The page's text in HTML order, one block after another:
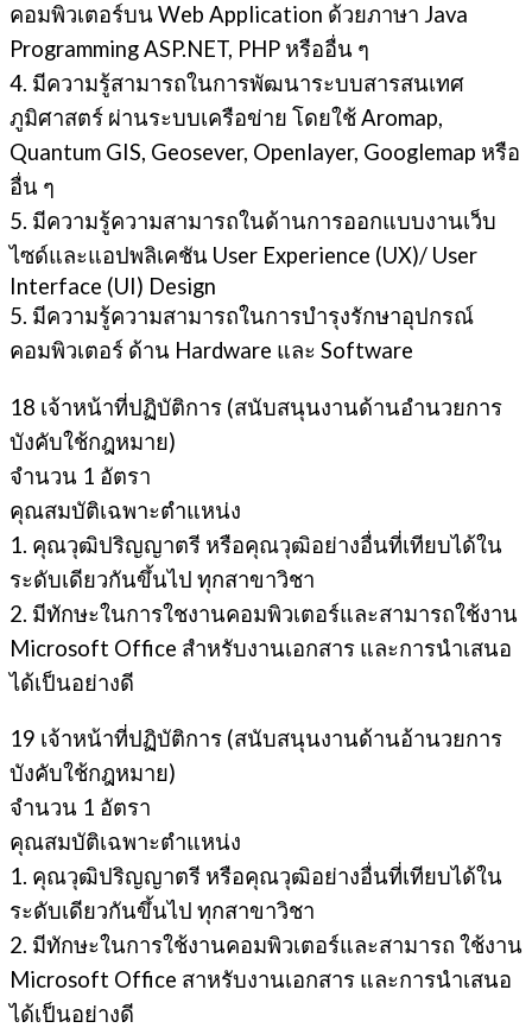
คอมพิวเตอร์บน Web Application ด้วยภาษา Java
Programming ASP.NET, PHP หรืออื่น ๆ
4. มีความรู้สามารถในการพัฒนาระบบสารสนเทศ
ภูมิศาสตร์ ผ่านระบบเครือข่าย โดยใช้ Aromap,
Quantum GIS, Geosever, Openlayer, Googlemap หรือ
อื่น ๆ
5. มีความรู้ความสามารถในด้านการออกแบบงานเว็บ
ไซด์และแอปพลิเคชัน User Experience (UX)/ User
Interface (UI) Design
5. มีความรู้ความสามารถในการบํารุงรักษาอุปกรณ์
คอมพิวเตอร์ ด้าน Hardware และ Software
18 เจ้าหน้าที่ปฏิบัติการ (สนับสนุนงานด้านอํานวยการ
บังคับใช้กฎหมาย)
จํานวน 1 อัตรา
คุณสมบัติเฉพาะตำแหน่ง
1. คุณวุฒิปริญญาตรี หรือคุณวุฒิอย่างอื่นที่เทียบได้ใน
ระดับเดียวกันขึ้นไป ทุกสาขาวิชา
2. มีทักษะในการใชงานคอมพิวเตอร์และสามารถใช้งาน
Microsoft Office สําหรับงานเอกสาร และการนําเสนอ
ได้เป็นอย่างดี
19 เจ้าหน้าที่ปฏิบัติการ (สนับสนุนงานด้านอ้านวยการ
บังคับใช้กฎหมาย)
จํานวน 1 อัตรา
คุณสมบัติเฉพาะตำแหน่ง
1. คุณวุฒิปริญญาตรี หรือคุณวุฒิอย่างอื่นที่เทียบได้ใน
ระดับเดียวกันขึ้นไป ทุกสาขาวิชา
2. มีทักษะในการใช้งานคอมพิวเตอร์และสามารถ ใช้งาน
Microsoft Office สาหรับงานเอกสาร และการนําเสนอ
ได้เป็นอย่างดี